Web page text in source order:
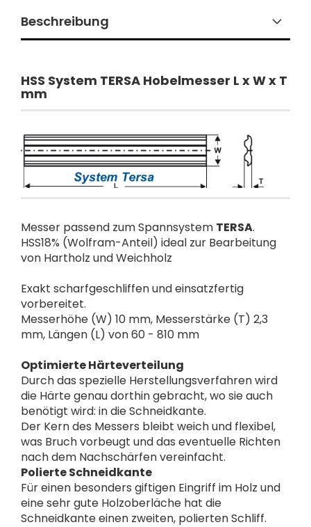
Beschreibung
​HSS System TERSA Hobelmesser L x W x T
mm
Messer passend zum Spannsystem TERSA.
HSS18% (Wolfram-Anteil) ideal zur Bearbeitung
von Hartholz und Weichholz
Exakt scharfgeschliffen und einsatzfertig
vorbereitet.
Messerhöhe (W) 10 mm, Messerstärke (T) 2,3
mm, Längen (L) von 60 - 810 mm
Optimierte Härteverteilung
Durch das spezielle Herstellungsverfahren wird
die Härte genau dorthin gebracht, wo sie auch
benötigt wird: in die Schneidkante.
Der Kern des Messers bleibt weich und flexibel,
was Bruch vorbeugt und das eventuelle Richten
nach dem Nachschärfen vereinfacht.
Polierte Schneidkante
Für einen besonders giftigen Eingriff im Holz und
eine sehr gute Holzoberläche hat die
Schneidkante einen zweiten, polierten Schliff.